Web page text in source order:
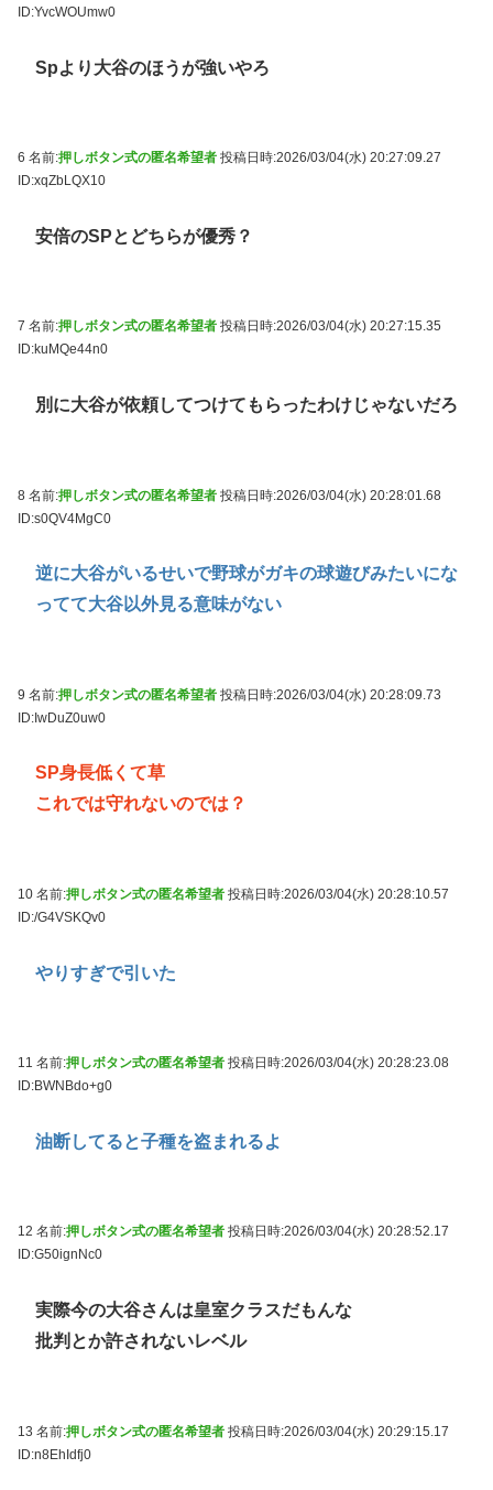
ID:YvcWOUmw0
Spより大谷のほうが強いやろ
6 名前:押しボタン式の匿名希望者 投稿日時:2026/03/04(水) 20:27:09.27
ID:xqZbLQX10
安倍のSPとどちらが優秀？
7 名前:押しボタン式の匿名希望者 投稿日時:2026/03/04(水) 20:27:15.35
ID:kuMQe44n0
別に大谷が依頼してつけてもらったわけじゃないだろ
8 名前:押しボタン式の匿名希望者 投稿日時:2026/03/04(水) 20:28:01.68
ID:s0QV4MgC0
逆に大谷がいるせいで野球がガキの球遊びみたいにな
ってて大谷以外見る意味がない
9 名前:押しボタン式の匿名希望者 投稿日時:2026/03/04(水) 20:28:09.73
ID:IwDuZ0uw0
SP身長低くて草
これでは守れないのでは？
10 名前:押しボタン式の匿名希望者 投稿日時:2026/03/04(水) 20:28:10.57
ID:/G4VSKQv0
やりすぎで引いた
11 名前:押しボタン式の匿名希望者 投稿日時:2026/03/04(水) 20:28:23.08
ID:BWNBdo+g0
油断してると子種を盗まれるよ
12 名前:押しボタン式の匿名希望者 投稿日時:2026/03/04(水) 20:28:52.17
ID:G50ignNc0
実際今の大谷さんは皇室クラスだもんな
批判とか許されないレベル
13 名前:押しボタン式の匿名希望者 投稿日時:2026/03/04(水) 20:29:15.17
ID:n8EhIdfj0